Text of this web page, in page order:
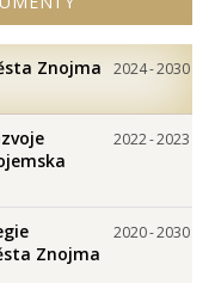
Znojma
2024-2030
2022-2023
Znojma
2020-2030